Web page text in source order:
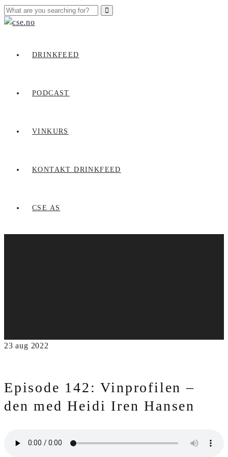
DRINKFEED
PODCAST
VINKURS
KONTAKT DRINKFEED
CSE AS
23 aug 2022
Episode 142: Vinprofilen –
den med Heidi Iren Hansen